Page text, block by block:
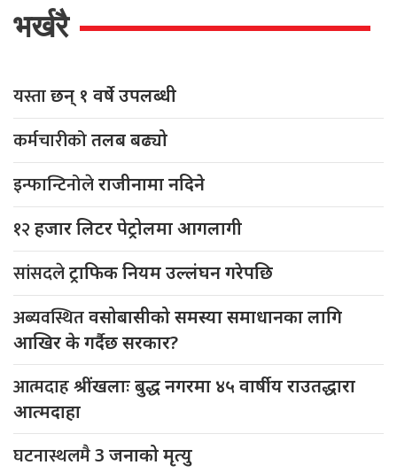
भर्खरै
यस्ताछन् १ वर्षे उपलब्धी
कर्मचारीकोतलब बढ्यो
इन्फान्टिनोलेराजीनामा नदिने
१२हजार लिटर पेट्रोलमा आगलागी
सांसदलेट्राफिक नियम उल्लंघन गरेपछि
अब्यवस्थितवसोबासीको समस्या समाधानका लागि
आखिर के गर्दैछ सरकार?
आत्मदाहश्रींखलाः बुद्ध नगरमा ४५ वार्षीय राउतद्धारा
आत्मदाहा
घटनास्थलमै3 जनाको मृत्यु